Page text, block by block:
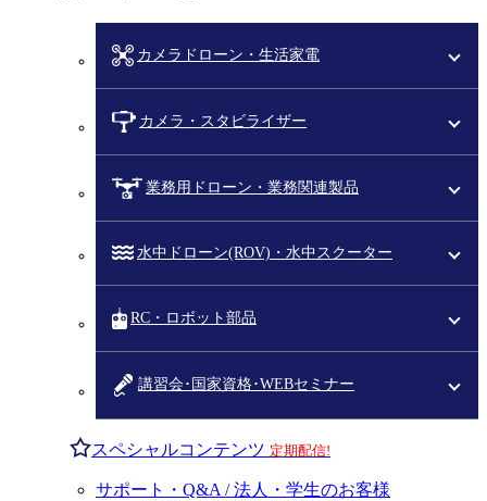
カメラドローン・生活家電
カメラ・スタビライザー
業務用ドローン・業務関連製品
水中ドローン(ROV)・水中スクーター
RC・ロボット部品
講習会･国家資格･WEBセミナー
スペシャルコンテンツ 定期配信!
サポート・Q&A / 法人・学生のお客様